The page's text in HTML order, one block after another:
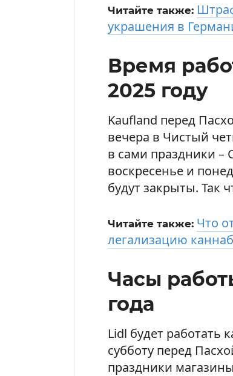
Читайте также:
украшения в
Время
2025 году
Kaufland перед
вечера в Чистый
в сами праздники –
воскресенье и
будут закрыты. Так
Читайте также: Что
легализацию
Часы
года
Lidl будет работать
субботу перед
праздники